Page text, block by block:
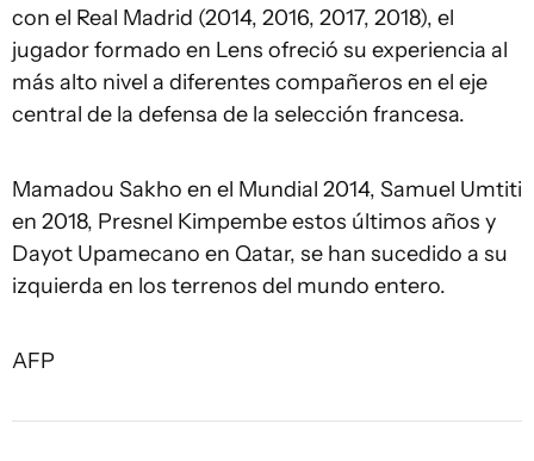
con el Real Madrid (2014, 2016, 2017, 2018), el
jugador formado en Lens ofreció su experiencia al
más alto nivel a diferentes compañeros en el eje
central de la defensa de la selección francesa.
Mamadou Sakho en el Mundial 2014, Samuel Umtiti
en 2018, Presnel Kimpembe estos últimos años y
Dayot Upamecano en Qatar, se han sucedido a su
izquierda en los terrenos del mundo entero.
AFP